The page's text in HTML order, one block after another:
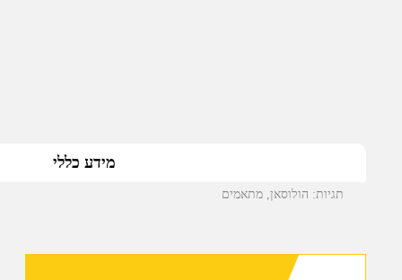
מידע כללי
תגיות: הולוסאן, מתאמים